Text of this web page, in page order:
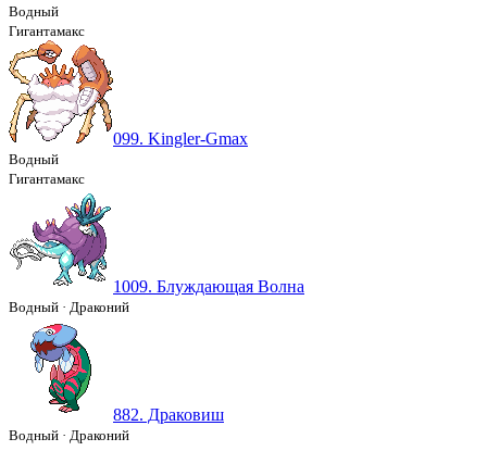
Водный
Гигантамакс
099. Kingler-Gmax
Водный
Гигантамакс
1009. Блуждающая Волна
Водный · Драконий
882. Драковиш
Водный · Драконий